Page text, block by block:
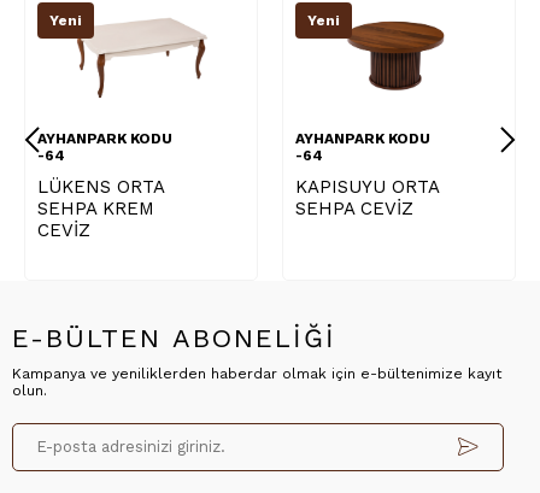
Yeni
AYHANPARK KODU
-64
LÜKENS ORTA
SEHPA KREM
CEVİZ
Yeni
AYHANPARK KODU
-64
KAPISUYU ORTA
SEHPA CEVİZ
E-BÜLTEN ABONELİĞİ
Kampanya ve yeniliklerden haberdar olmak için e-bültenimize kayıt
olun.